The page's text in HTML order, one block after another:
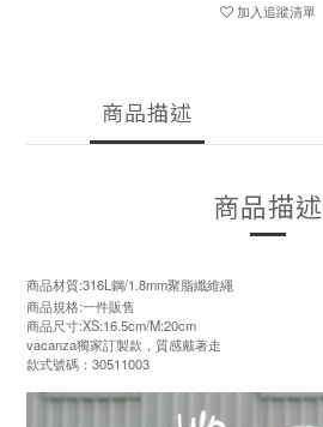
加入追蹤清單
商品描述
商品描述
商品材質:316L鋼/1.8mm聚脂纖維繩
商品規格:一件販售
商品尺寸:XS:16.5cm/M:20cm
vacanza獨家訂製款，質感戴著走
款式號碼：30511003